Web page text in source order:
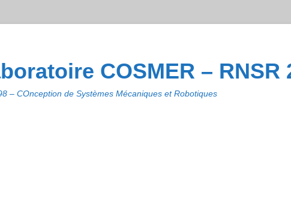
COSMER – RNSR
– COnception de Systèmes Mécaniques et Robotiques